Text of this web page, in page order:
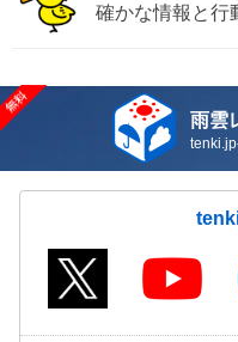
確かな情報と行
雨雲